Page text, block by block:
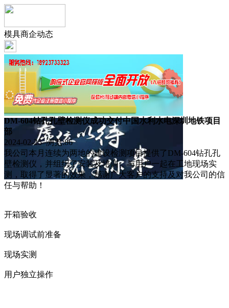
模具商企动态
DM-604钻孔孔壁检测仪成功交付中国水利水电深圳地铁项目
部
2024-02-25 浏览:86
我公司本月连续为两地的建设检测项目提供了DM-604钻孔孔
壁检测仪，并组织了安装及培训，与用户一起在工地现场实
测，取得了显著的效果，感谢广大客户的支持及对我公司的信
任与帮助！
开箱验收
现场调试前准备
现场实测
用户独立操作